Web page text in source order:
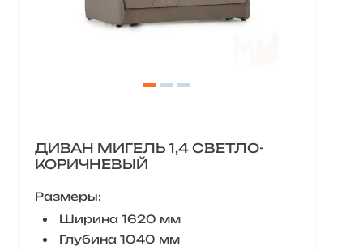
ДИВАН МИГЕЛЬ 1,4 СВЕТЛО-
КОРИЧНЕВЫЙ
Размеры:
Ширина 1620 мм
Глубина 1040 мм